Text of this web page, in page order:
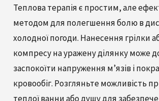
Теплова терапія є простим, але
методом для полегшення болю в
холодної погоди. Нанесення грілки
компресу на уражену ділянку може
заспокоїти напруження м’язів і
кровообіг. Розгляньте можливість
теплої ванни або душу для